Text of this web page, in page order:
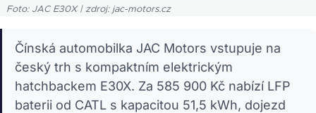
Foto: JAC E30X | zdroj: jac-motors.cz
Čínská automobilka JAC Motors vstupuje na
český trh s kompaktním elektrickým
hatchbackem E30X. Za 585 900 Kč nabízí LFP
baterii od CATL s kapacitou 51,5 kWh, dojezd